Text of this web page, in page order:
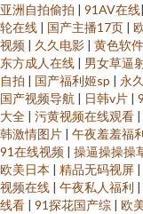
亚洲自拍偷拍 | 91AV在线|
轮在线 | 国产主播17页 |
视频 | 久久电影 | 黄色软
东方成人在线 | 男女草逼
自拍 | 国产福利姬sp | 永
国产视频导航 | 日韩v片 |
大全 | 污黄视频在线观看 |
韩激情图片 | 午夜羞羞福
91在线视频 | 操逼操操操
欧美日本 | 精品无码视屏 |
视频在线 | 午夜私人福利 |
线看 | 91探花国产综 | 欧